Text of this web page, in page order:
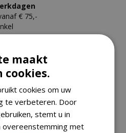
€ 75,-
maakt
cookies.
cookies om uw
te verbeteren. Door
stemt u in
overeenstemming met